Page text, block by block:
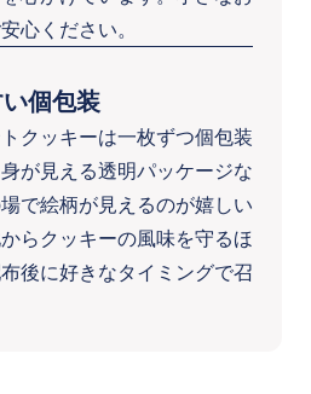
心ください。
個包装
クッキーは一枚ずつ個包装
が見える透明パッケージな
で絵柄が見えるのが嬉しい
らクッキーの風味を守るほ
後に好きなタイミングで召